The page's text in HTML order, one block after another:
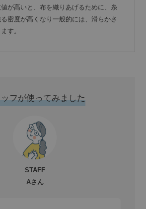
が高いと、布を織りあげるために、糸
密度が高くなり一般的には、滑らかさ
す。
フが使ってみました
STAFF
Aさん